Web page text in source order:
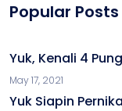
Popular Posts
Yuk, Kenali 4
May 17, 2021
Yuk Siapin